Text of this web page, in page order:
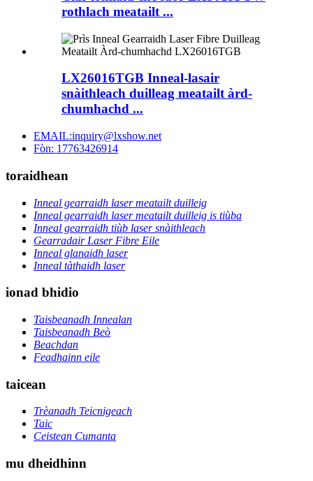
rothlach meatailt ...
LX26016TGB Inneal-lasair
snàithleach duilleag meatailt àrd-
chumhachd ...
EMAIL:inquiry@lxshow.net
Fòn: 17763426914
toraidhean
Inneal gearraidh laser meatailt duilleig
Inneal gearraidh laser meatailt duilleig is tiùba
Inneal gearraidh tiùb laser snàithleach
Gearradair Laser Fibre Eile
Inneal glanaidh laser
Inneal tàthaidh laser
ionad bhidio
Taisbeanadh Innealan
Taisbeanadh Beò
Beachdan
Feadhainn eile
taicean
Trèanadh Teicnigeach
Taic
Ceistean Cumanta
mu dheidhinn